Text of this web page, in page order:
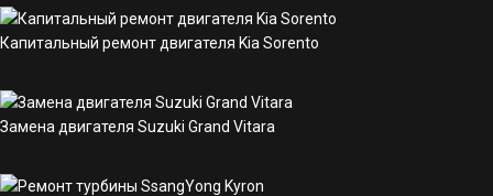
Капитальный ремонт двигателя Kia Sorento
Замена двигателя Suzuki Grand Vitara